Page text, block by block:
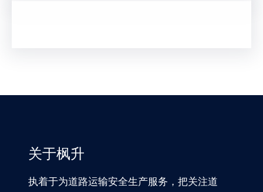
关于枫升
执着于为道路运输安全生产服务，把关注道